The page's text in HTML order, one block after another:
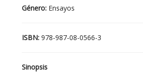
Género: Ensayos
ISBN: 978-987-08-0566-3
Sinopsis